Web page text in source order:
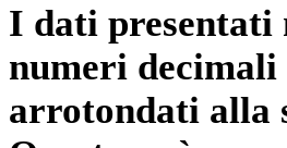
I dati presentati
numeri
arrotondati alla